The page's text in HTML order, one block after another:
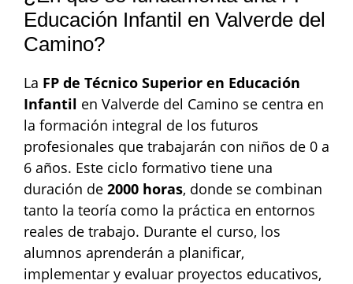
Educación Infantil en Valverde del
Camino?
La FP de Técnico Superior en Educación
Infantil en Valverde del Camino se centra en
la formación integral de los futuros
profesionales que trabajarán con niños de 0 a
6 años. Este ciclo formativo tiene una
duración de 2000 horas, donde se combinan
tanto la teoría como la práctica en entornos
reales de trabajo. Durante el curso, los
alumnos aprenderán a planificar,
implementar y evaluar proyectos educativos,